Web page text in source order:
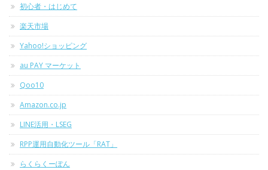
初心者・はじめて
楽天市場
Yahoo!ショッピング
au PAY マーケット
Qoo10
Amazon.co.jp
LINE活用・LSEG
RPP運用自動化ツール「RAT」
らくらくーぽん